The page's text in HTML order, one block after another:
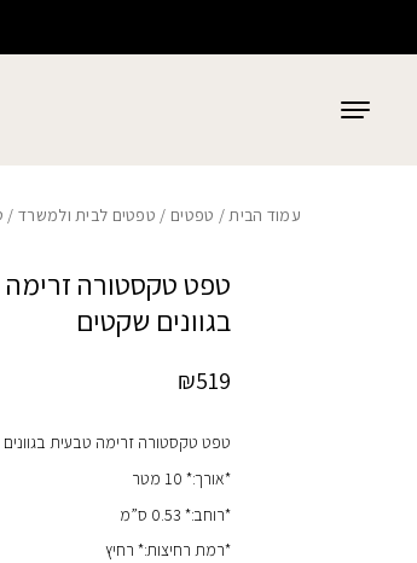
עמוד הבית/ טפטים / טפטים לבית ולמשרד/
טפט טקסטורה
בגוונים שקטים
₪519
טפט טקסטורה זרימה טבעית
*אורך:* 10 מטר
*רוחב:* 0.53 ס”מ
*רמת רחיצות:* רחיץ